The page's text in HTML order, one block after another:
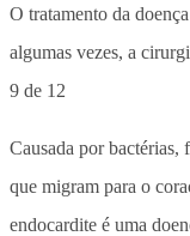
9 de 12
Causada por bactérias,
que migram para o
endocardite é uma